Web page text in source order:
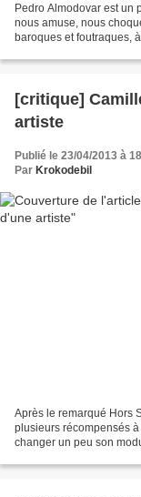
Pedro Almodovar est un
nous amuse, nous
baroques et foutraques,
[critique]
artiste
Publié le 23/04/2013 à
Par Krokodebil
Après le remarqué Hors
plusieurs récompensés
changer un peu son